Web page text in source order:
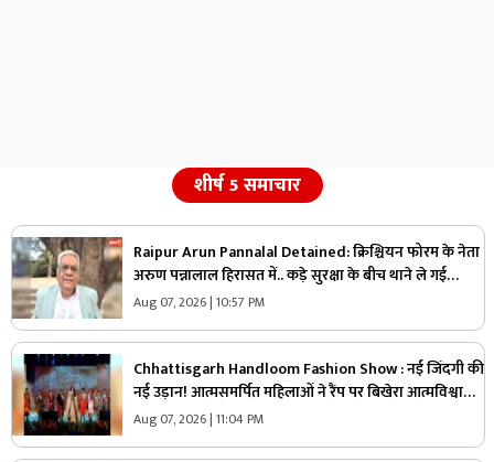
शीर्ष 5 समाचार
Raipur Arun Pannalal Detained: क्रिश्चियन फोरम के नेता
अरुण पन्नालाल हिरासत में.. कड़े सुरक्षा के बीच थाने ले गई
पुलिस, जानें क्या है आरोप
Aug 07, 2026 | 10:57 PM
Chhattisgarh Handloom Fashion Show : नई जिंदगी की
नई उड़ान! आत्मसमर्पित महिलाओं ने रैंप पर बिखेरा आत्मविश्वास,
तस्वीरें जीत लेंगी आपका दिल
Aug 07, 2026 | 11:04 PM